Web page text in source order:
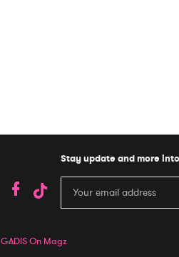
Stay update and more
GADIS On Magz